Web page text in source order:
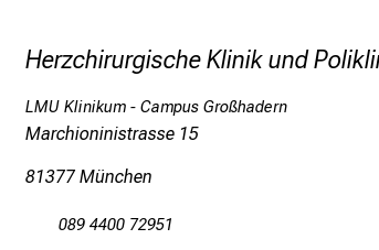
Herzchirurgische Klinik und
LMU Klinikum - Campus Großhadern
Marchioninistrasse 15
81377 München
089 4400 72951